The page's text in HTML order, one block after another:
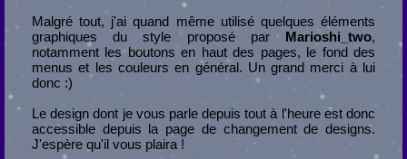
Malgré tout, j'ai quand même utilisé quelques éléments
graphiques du style proposé par Marioshi_two,
notamment les boutons en haut des pages, le fond des
menus et les couleurs en général. Un grand merci à lui
donc :)
Le design dont je vous parle depuis tout à l'heure est donc
accessible depuis la page de changement de designs.
J'espère qu'il vous plaira !